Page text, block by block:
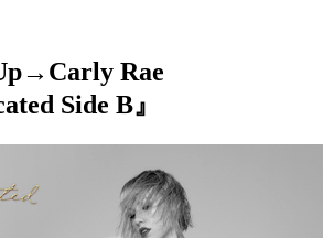
Carly Rae
Side B』